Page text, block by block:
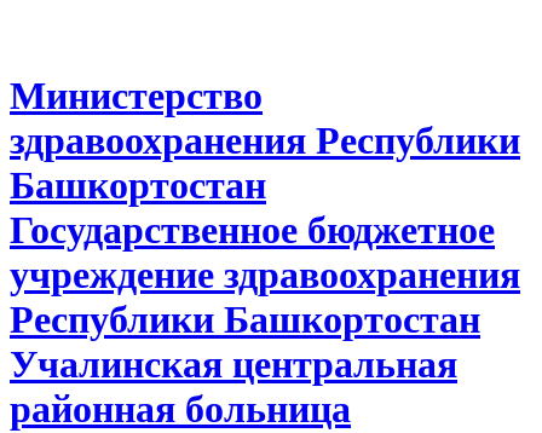
Министерство
здравоохранения Республики
Башкортостан
Государственное бюджетное
учреждение здравоохранения
Республики Башкортостан
Учалинская центральная
районная больница